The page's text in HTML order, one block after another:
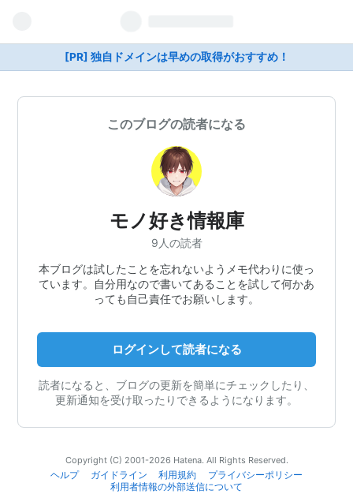
[PR] 独自ドメインは早めの取得がおすすめ！
このブログの読者になる
モノ好き情報庫
9人の読者
本ブログは試したことを忘れないようメモ代わりに使っ
ています。自分用なので書いてあることを試して何かあ
っても自己責任でお願いします。
ログインして読者になる
読者になると、ブログの更新を簡単にチェックしたり、
更新通知を受け取ったりできるようになります。
Copyright (C) 2001-2026 Hatena. All Rights Reserved.
ヘルプ
ガイドライン 利用規約
プライバシーポリシー
利用者情報の外部送信について